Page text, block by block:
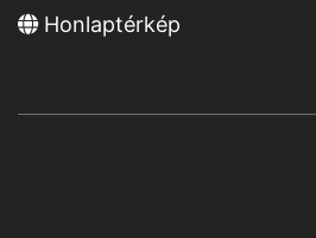
Honlaptérkép